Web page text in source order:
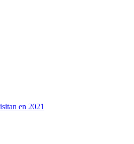
en 2021